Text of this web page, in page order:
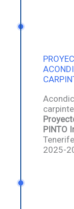
PINTO
2025-